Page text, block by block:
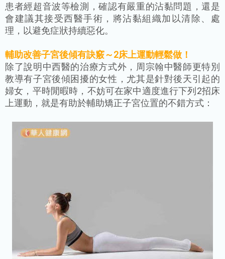
患者經超音波等檢測，確認有嚴重的沾黏問題，還是
會建議其接受西醫手術，將沾黏組織加以清除、處
理，以避免症狀持續惡化。
輔助改善子宮後傾有訣竅～2床上運動輕鬆做！
除了說明中西醫的治療方式外，周宗翰中醫師更特別
教導有子宮後傾困擾的女性，尤其是針對後天引起的
婦女，平時閒暇時，不妨可在家中適度進行下列2招床
上運動，就是有助於輔助矯正子宮位置的不錯方式：